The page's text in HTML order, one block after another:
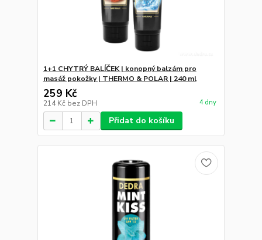
1+1 CHYTRÝ BALÍČEK | konopný balzám pro
masáž pokožky | THERMO & POLAR | 240 ml
259 Kč
214 Kč bez DPH 4 dny
Přidat do košíku